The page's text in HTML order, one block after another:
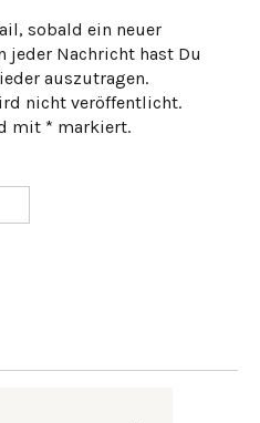
sobald ein neuer
jeder Nachricht hast Du
auszutragen.
nicht veröffentlicht.
mit * markiert.